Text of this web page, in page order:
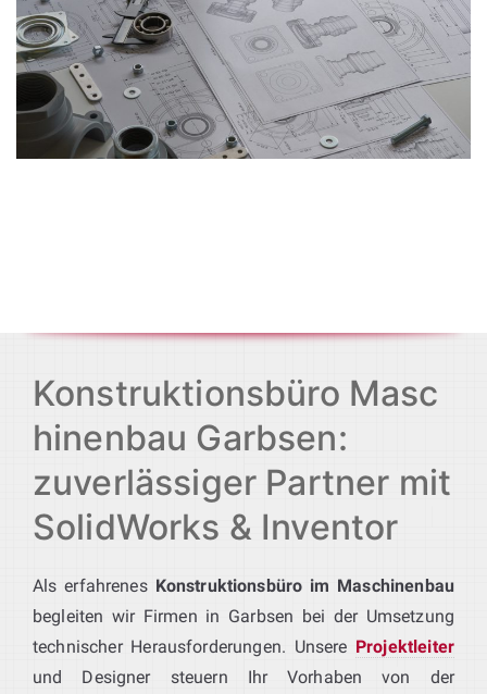
Konstruktionsbüro Masc
hinenbau Garbsen:
zuverlässiger Partner mit
SolidWorks & Inventor
Als erfahrenes Konstruktionsbüro im Maschinenbau
begleiten wir Firmen in Garbsen bei der Umsetzung
technischer Herausforderungen. Unsere Projektleiter
und Designer steuern Ihr Vorhaben von der